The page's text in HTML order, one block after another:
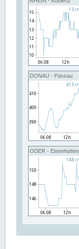
DONAU - Passau
ODER -